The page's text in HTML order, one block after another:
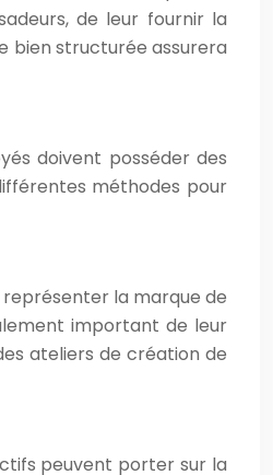
de leur fournir la
bien structurée assurera
doivent posséder des
méthodes pour
représenter la marque de
important de leur
ateliers de création de
peuvent porter sur la